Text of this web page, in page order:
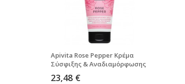
Apivita Rose Pepper Κρέμα
Σύσφιξης & Αναδιαμόρφωσης
150 ml
23,48 €